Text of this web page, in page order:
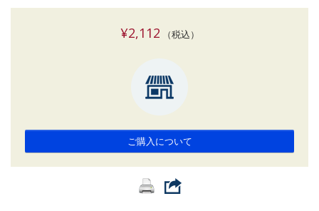
¥2,112 （税込）
ご購入について